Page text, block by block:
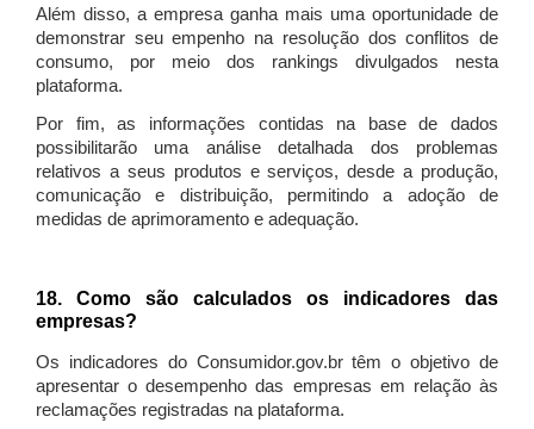
Além disso, a empresa ganha mais uma oportunidade de
demonstrar seu empenho na resolução dos conflitos de
consumo, por meio dos rankings divulgados nesta
plataforma.
Por fim, as informações contidas na base de dados
possibilitarão uma análise detalhada dos problemas
relativos a seus produtos e serviços, desde a produção,
comunicação e distribuição, permitindo a adoção de
medidas de aprimoramento e adequação.
18. Como são calculados os indicadores das
empresas?
Os indicadores do Consumidor.gov.br têm o objetivo de
apresentar o desempenho das empresas em relação às
reclamações registradas na plataforma.